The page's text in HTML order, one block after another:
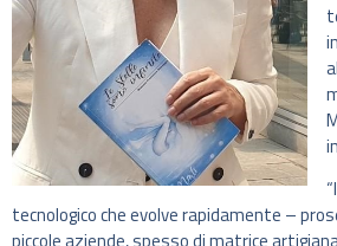
tecnologico che evolve rapidamente –